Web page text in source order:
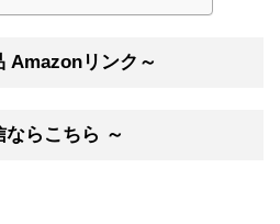
Amazonリンク～
ならこちら ～